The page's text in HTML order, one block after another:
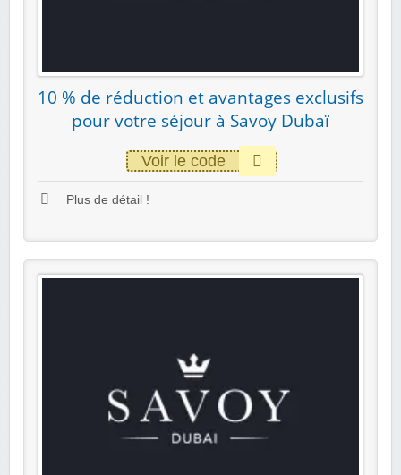
10 % de réduction et avantages exclusifs
pour votre séjour à Savoy Dubaï
Voir le code
Plus de détail !